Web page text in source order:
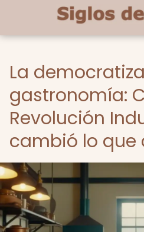
La
gastronomía:
Revolución
cambió lo que